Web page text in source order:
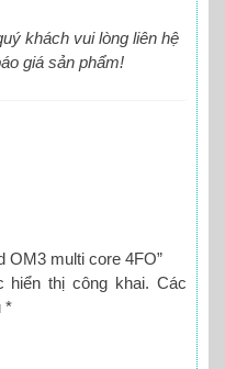
khách vui lòng liên hệ
giá sản phẩm!
OM3 multi core 4FO”
hiển thị công khai. Các
*